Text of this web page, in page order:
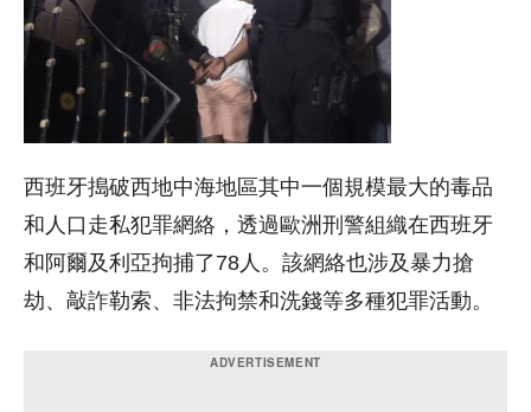
西班牙搗破西地中海地區其中一個規模最大的毒品
和人口走私犯罪網絡，透過歐洲刑警組織在西班牙
和阿爾及利亞拘捕了78人。該網絡也涉及暴力搶
劫、敲詐勒索、非法拘禁和洗錢等多種犯罪活動。